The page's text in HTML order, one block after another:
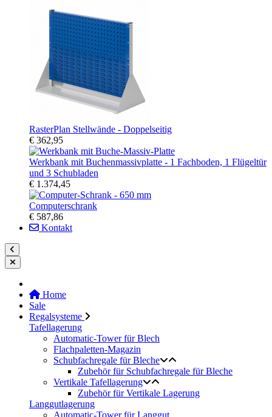
RasterPlan Stellwände - Doppelseitig
€ 362,95
Werkbank mit Buchenmassivplatte - 1 Fachboden, 1 Flügeltür
und 3 Schubladen
€ 1.374,45
Computerschrank
€ 587,86
Kontakt
Home
Sale
Regalsysteme
Tafellagerung
Automatic-Tower für Blech
Flachpaletten-Magazin
Schubfachregale für Bleche
Zubehör für Schubfachregale für Bleche
Vertikale Tafellagerung
Zubehör für Vertikale Lagerung
Langgutlagerung
Automatic-Tower für Langgut